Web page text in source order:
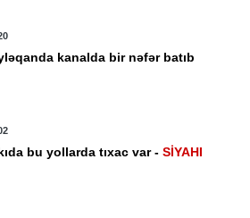
kanalda bir nəfər batıb
bu yollarda tıxac var -SİYAHI